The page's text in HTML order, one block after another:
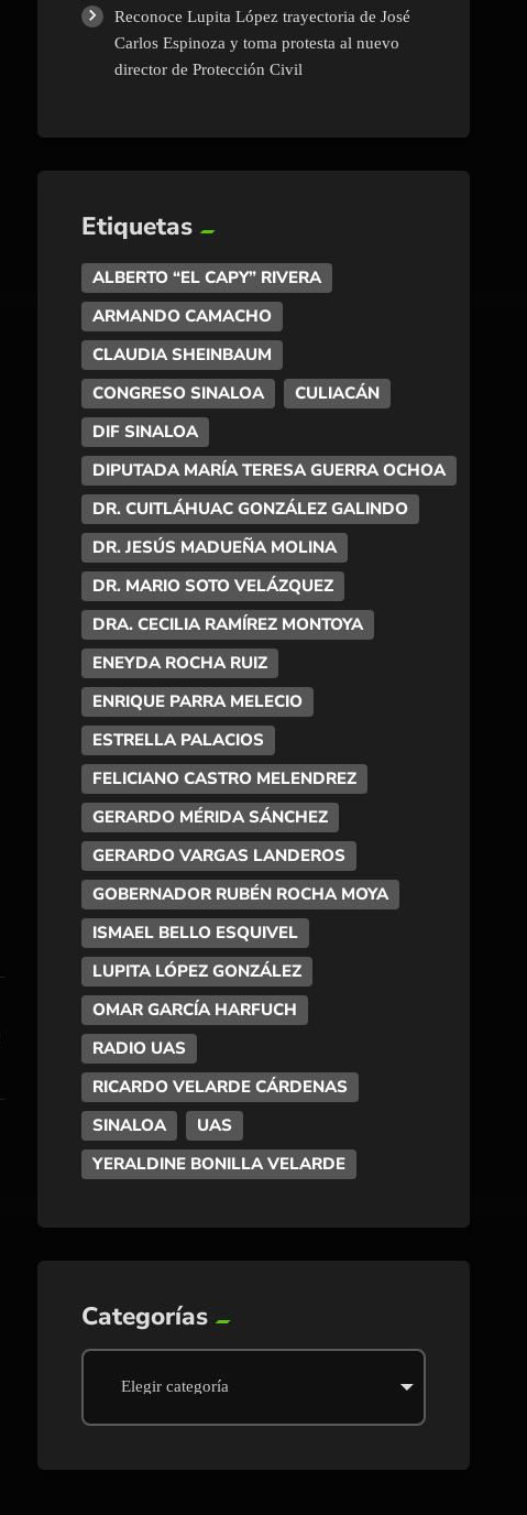
Reconoce Lupita López trayectoria de José
Carlos Espinoza y toma protesta al nuevo
director de Protección Civil
Etiquetas
ALBERTO “EL CAPY” RIVERA
ARMANDO CAMACHO
CLAUDIA SHEINBAUM
CONGRESO SINALOA
CULIACÁN
DIF SINALOA
DIPUTADA MARÍA TERESA GUERRA OCHOA
DR. CUITLÁHUAC GONZÁLEZ GALINDO
DR. JESÚS MADUEÑA MOLINA
DR. MARIO SOTO VELÁZQUEZ
DRA. CECILIA RAMÍREZ MONTOYA
ENEYDA ROCHA RUIZ
ENRIQUE PARRA MELECIO
ESTRELLA PALACIOS
FELICIANO CASTRO MELENDREZ
GERARDO MÉRIDA SÁNCHEZ
GERARDO VARGAS LANDEROS
GOBERNADOR RUBÉN ROCHA MOYA
ISMAEL BELLO ESQUIVEL
LUPITA LÓPEZ GONZÁLEZ
OMAR GARCÍA HARFUCH
RADIO UAS
RICARDO VELARDE CÁRDENAS
SINALOA
UAS
YERALDINE BONILLA VELARDE
Categorías